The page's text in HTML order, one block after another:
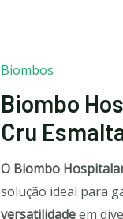
Biombos
Biombo
Cru
O Biombo
solução ideal para
versatilidadeem